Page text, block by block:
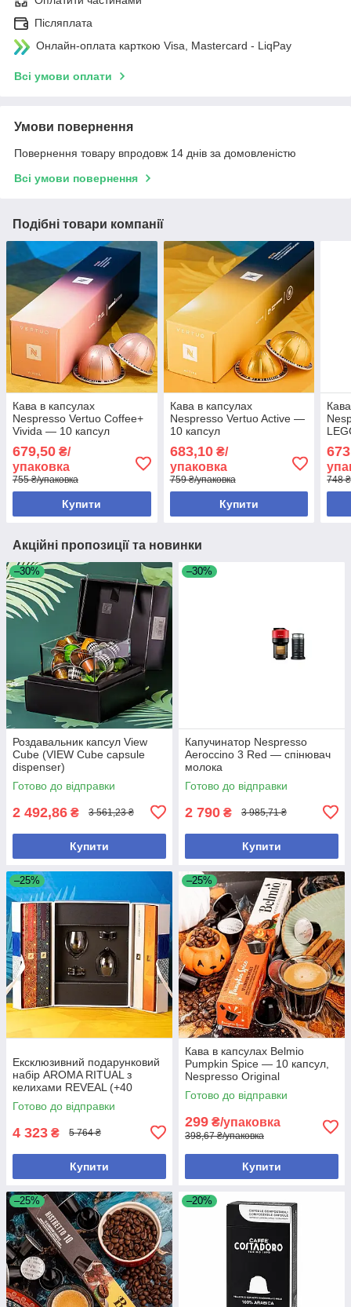
Післяплата
Онлайн-оплата карткою Visa, Mastercard - LiqPay
Всі умови оплати
Умови повернення
Повернення товару впродовж 14 днів за домовленістю
Всі умови повернення
Подібні товари компанії
Кава в капсулах
Nespresso Vertuo Coffee+
Vivida — 10 капсул
679,50 ₴/
упаковка
755 ₴/упаковка
Купити
Кава в капсулах
Nespresso Vertuo Active —
10 капсул
683,10₴/
упаковка
759 ₴/упаковка
Купити
748
Акційні пропозиції та новинки
–30%
Роздавальник капсул View
Cube (VIEW Cube capsule
dispenser)
Готово до відправки
2 492,86 ₴ 3 561,23 ₴
Купити
–30%
Капучинатор Nespresso
Aeroccino 3 Red — спінювач
молока
Готово до відправки
2 790 ₴ 3 985,71 ₴
Купити
–25%
Ексклюзивний подарунковий
набір AROMA RITUAL з
келихами REVEAL (+40
капсул)
Готово до відправки
4 323 ₴ 5 764 ₴
Купити
–25%
Кава в капсулах Belmio
Pumpkin Spice — 10 капсул,
Nespresso Original
Готово до відправки
299 ₴/упаковка
398,67 ₴/упаковка
Купити
–25% –20%